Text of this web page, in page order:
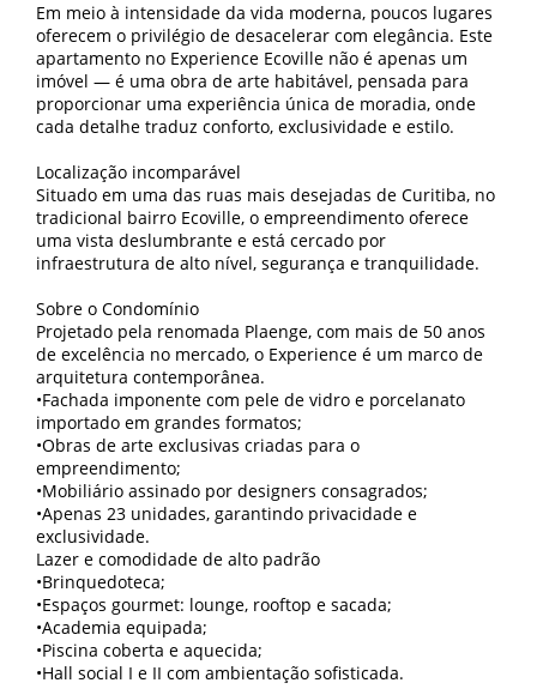
Em meio à intensidade da vida moderna, poucos lugares
oferecem o privilégio de desacelerar com elegância. Este
apartamento no Experience Ecoville não é apenas um
imóvel — é uma obra de arte habitável, pensada para
proporcionar uma experiência única de moradia, onde
cada detalhe traduz conforto, exclusividade e estilo.
Localização incomparável
Situado em uma das ruas mais desejadas de Curitiba, no
tradicional bairro Ecoville, o empreendimento oferece
uma vista deslumbrante e está cercado por
infraestrutura de alto nível, segurança e tranquilidade.
Sobre o Condomínio
Projetado pela renomada Plaenge, com mais de 50 anos
de excelência no mercado, o Experience é um marco de
arquitetura contemporânea.
•Fachada imponente com pele de vidro e porcelanato
importado em grandes formatos;
•Obras de arte exclusivas criadas para o
empreendimento;
•Mobiliário assinado por designers consagrados;
•Apenas 23 unidades, garantindo privacidade e
exclusividade.
Lazer e comodidade de alto padrão
•Brinquedoteca;
•Espaços gourmet: lounge, rooftop e sacada;
•Academia equipada;
•Piscina coberta e aquecida;
•Hall social I e II com ambientação sofisticada.